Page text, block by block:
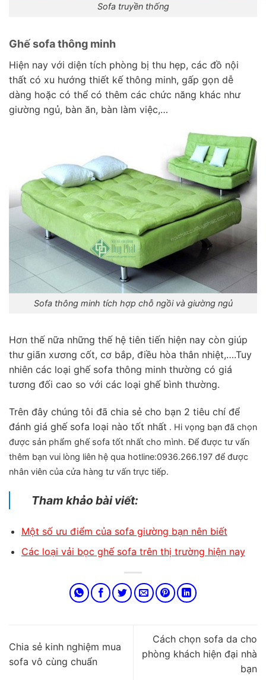
Sofa truyền thống
Ghế sofa thông minh
Hiện nay với diện tích phòng bị thu hẹp, các đồ nội
thất có xu hướng thiết kế thông minh, gấp gọn dễ
dàng hoặc có thể có thêm các chức năng khác như
giường ngủ, bàn ăn, bàn làm việc,…
Sofa thông minh tích hợp chỗ ngồi và giường ngủ
Hơn thế nữa những thế hệ tiên tiến hiện nay còn giúp
thư giãn xương cốt, cơ bắp, điều hòa thân nhiệt,….Tuy
nhiên các loại ghế sofa thông minh thường có giá
tương đối cao so với các loại ghế bình thường.
Trên đây chúng tôi đã chia sẻ cho bạn 2 tiêu chí để
đánh giá ghế sofa loại nào tốt nhất . Hi vọng bạn đã chọn
được sản phẩm ghế sofa tốt nhất cho mình. Để được tư vấn
thêm bạn vui lòng liên hệ qua hotline:0936.266.197 để được
nhân viên của cửa hàng tư vấn trực tiếp.
Tham khảo bài viết:
Một số ưu điểm của sofa giường bạn nên biết
Các loại vải bọc ghế sofa trên thị trường hiện nay
Chia sẻ kinh nghiệm mua
sofa vô cùng chuẩn
Cách chọn sofa da cho
phòng khách hiện đại nhà
bạn